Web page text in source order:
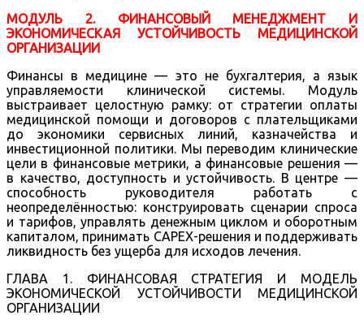
МОДУЛЬ 2. ФИНАНСОВЫЙ МЕНЕДЖМЕНТ И
ЭКОНОМИЧЕСКАЯ УСТОЙЧИВОСТЬ МЕДИЦИНСКОЙ
ОРГАНИЗАЦИИ
Финансы в медицине — это не бухгалтерия, а язык
управляемости клинической системы. Модуль
выстраивает целостную рамку: от стратегии оплаты
медицинской помощи и договоров с плательщиками
до экономики сервисных линий, казначейства и
инвестиционной политики. Мы переводим клинические
цели в финансовые метрики, а финансовые решения —
в качество, доступность и устойчивость. В центре —
способность руководителя работать с
неопределённостью: конструировать сценарии спроса
и тарифов, управлять денежным циклом и оборотным
капиталом, принимать CAPEX-решения и поддерживать
ликвидность без ущерба для исходов лечения.
ГЛАВА 1. ФИНАНСОВАЯ СТРАТЕГИЯ И МОДЕЛЬ
ЭКОНОМИЧЕСКОЙ УСТОЙЧИВОСТИ МЕДИЦИНСКОЙ
ОРГАНИЗАЦИИ